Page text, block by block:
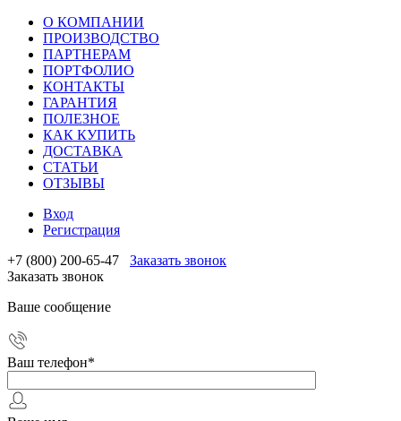
О КОМПАНИИ
ПРОИЗВОДСТВО
ПАРТНЕРАМ
ПОРТФОЛИО
КОНТАКТЫ
ГАРАНТИЯ
ПОЛЕЗНОЕ
КАК КУПИТЬ
ДОСТАВКА
СТАТЬИ
ОТЗЫВЫ
Вход
Регистрация
+7 (800) 200-65-47
Заказать звонок
Заказать звонок
Ваше сообщение
Ваш телефон*